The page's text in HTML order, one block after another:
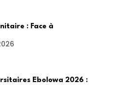
: Face à
Ebolowa 2026 :